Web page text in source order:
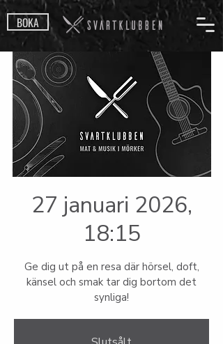
BOKA
27 januari 2026,
18:15
Ge dig ut på en resa där hörsel, doft,
känsel och smak tar dig bortom det
synliga!